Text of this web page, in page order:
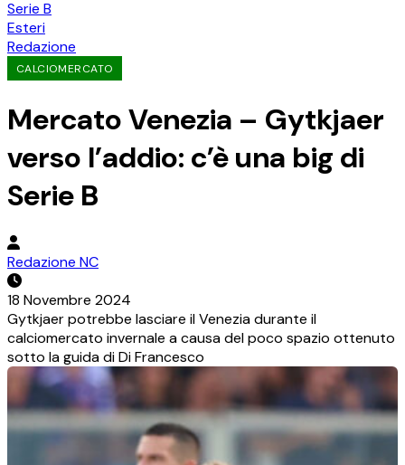
Serie B
Esteri
Redazione
CALCIOMERCATO
Mercato Venezia – Gytkjaer
verso l’addio: c’è una big di
Serie B
Redazione NC
18 Novembre 2024
Gytkjaer potrebbe lasciare il Venezia durante il
calciomercato invernale a causa del poco spazio ottenuto
sotto la guida di Di Francesco